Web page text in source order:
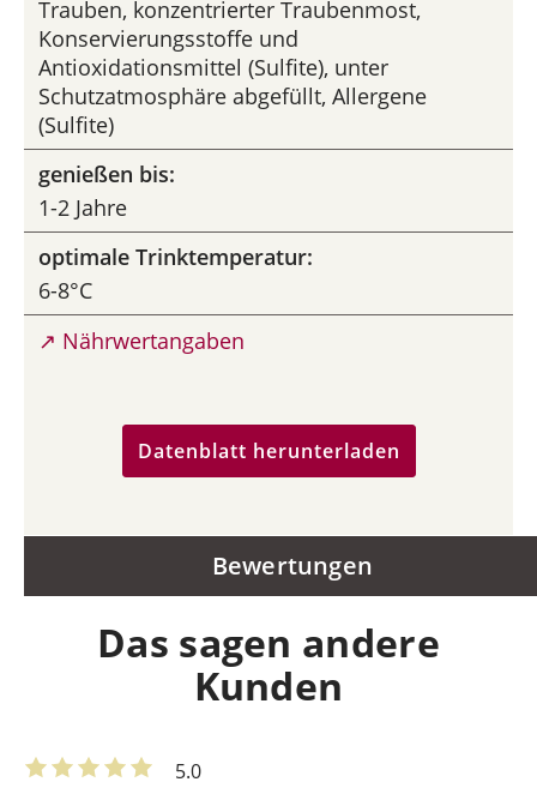
Trauben, konzentrierter Traubenmost,
Konservierungsstoffe und
Antioxidationsmittel (Sulfite), unter
Schutzatmosphäre abgefüllt, Allergene
(Sulfite)
genießen bis:
1-2 Jahre
optimale Trinktemperatur:
6-8°C
↗ Nährwertangaben
Datenblatt herunterladen
Bewertungen
Das sagen andere
Kunden
5.0